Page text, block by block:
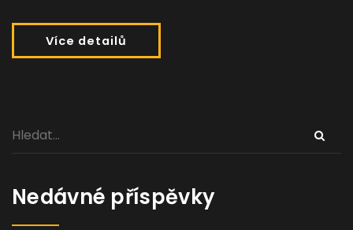
Více detailů
Nedávné příspěvky